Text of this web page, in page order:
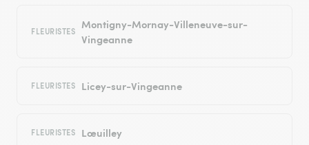
FLEURISTES
Montigny-Mornay-Villeneuve-sur-
Vingeanne
FLEURISTES Licey-sur-Vingeanne
FLEURISTES Lœuilley